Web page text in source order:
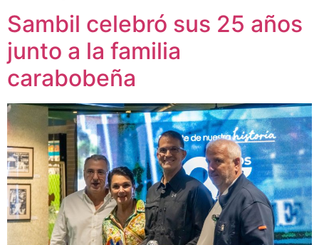
Sambil celebró sus 25 años
junto a la familia
carabobeña